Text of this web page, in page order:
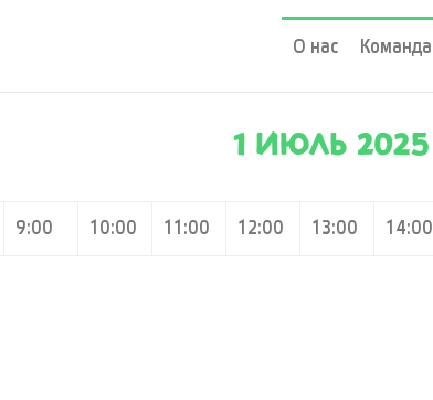
О нас Команда
1 ИЮЛЬ 2025
9:00 10:00 11:00 12:00 13:00 14:00